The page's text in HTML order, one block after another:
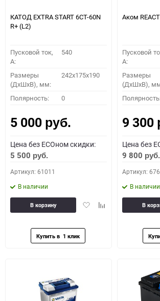
КАТОД EXTRA START 6СТ-60N
R+ (L2)
Пусковой ток,
A:
540
Размеры
(ДхШхВ), мм:
242x175x190
Полярность: 0
5 000 руб.
Цена без ECOном скидки:
5 500 руб.
Артикул: 61011
В наличии
ДобавитьДобавить
В корзину
Аком
Пусковой
A:
Размеры
(ДхШхВ),
9 300
Цена без
9 800 руб.
Артикул:
В наличии
В